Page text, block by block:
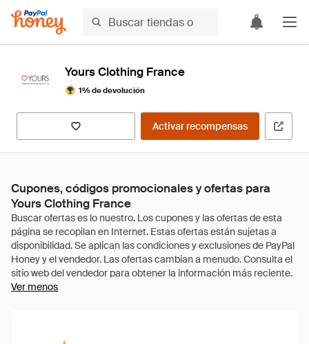
Yours Clothing France
1% de devolución
Activar recompensas
Cupones, códigos promocionales y ofertas para
Yours Clothing France
Ver menos